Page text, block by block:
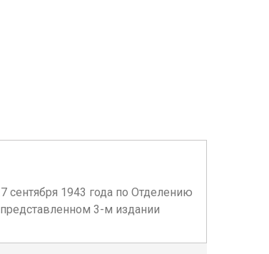
сентября 1943 года по Отделению
3-м издании